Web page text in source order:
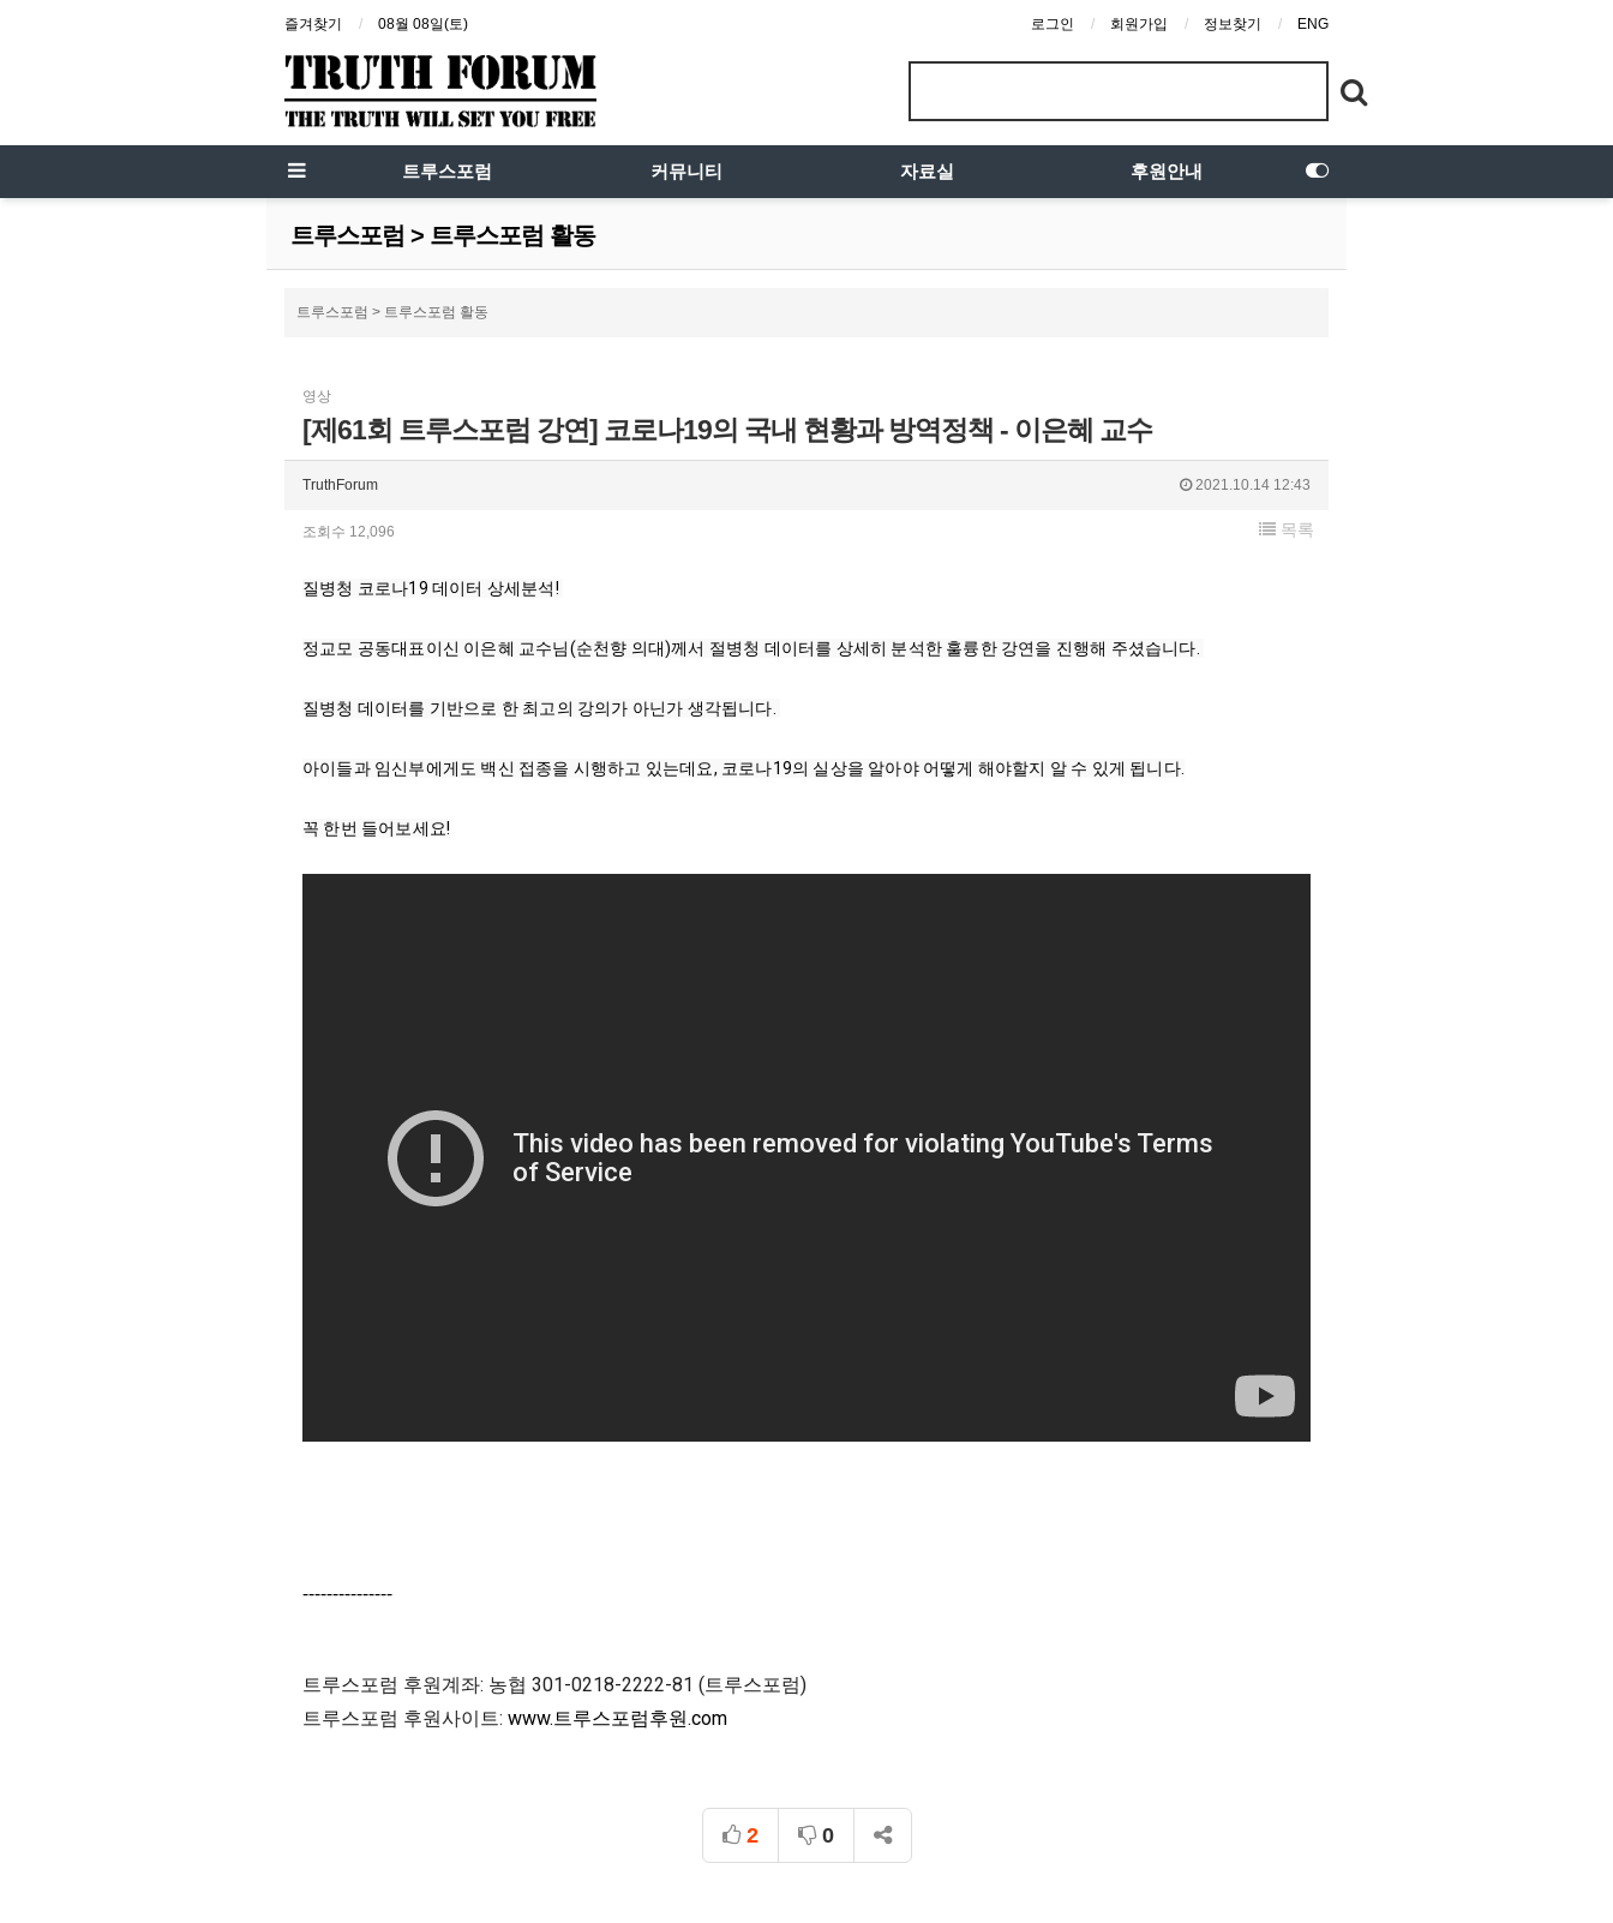
즐겨찾기 08월 08일(토) 로그인 회원가입 정보찾기 ENG
트루스포럼 커뮤니티 자료실 후원안내
트루스포럼 > 트루스포럼 활동
트루스포럼 > 트루스포럼 활동
영상
[제61회 트루스포럼 강연] 코로나19의 국내 현황과 방역정책 - 이은혜 교수
TruthForum 2021.10.14 12:43
조회수 12,096 목록
질병청 코로나19 데이터 상세분석!
정교모 공동대표이신 이은혜 교수님(순천향 의대)께서 절병청 데이터를 상세히 분석한 훌륭한 강연을 진행해 주셨습니다.
질병청 데이터를 기반으로 한 최고의 강의가 아닌가 생각됩니다.
아이들과 임신부에게도 백신 접종을 시행하고 있는데요, 코로나19의 실상을 알아야 어떻게 해야할지 알 수 있게 됩니다.
꼭 한번 들어보세요!
---------------
트루스포럼 후원계좌: 농협 301-0218-2222-81 (트루스포럼)
트루스포럼 후원사이트: www.트루스포럼후원.com
2 0